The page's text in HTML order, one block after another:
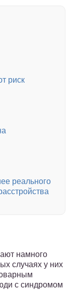
риск
реального
намного
случаях у них
с синдромом